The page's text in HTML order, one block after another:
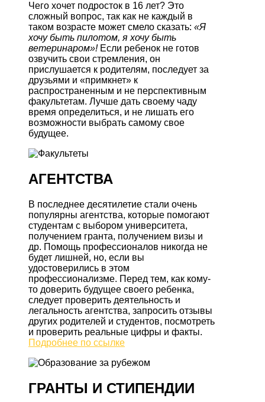
Чего хочет подросток в 16 лет? Это
сложный вопрос, так как не каждый в
таком возрасте может смело сказать: «Я
хочу быть пилотом, я хочу быть
ветеринаром»!Если ребенок не готов
озвучить свои стремления, он
прислушается к родителям, последует за
друзьями и «примкнет» к
распространенным и не перспективным
факультетам. Лучше дать своему чаду
время определиться, и не лишать его
возможности выбрать самому свое
будущее.
АГЕНТСТВА
В последнее десятилетие стали очень
популярны агентства, которые помогают
студентам с выбором университета,
получением гранта, получением визы и
др. Помощь профессионалов никогда не
будет лишней, но, если вы
удостоверились в этом
профессионализме. Перед тем, как кому-
то доверить будущее своего ребенка,
следует проверить деятельность и
легальность агентства, запросить отзывы
других родителей и студентов, посмотреть
и проверить реальные цифры и факты.
Подробнее по ссылке
ГРАНТЫ И СТИПЕНДИИ